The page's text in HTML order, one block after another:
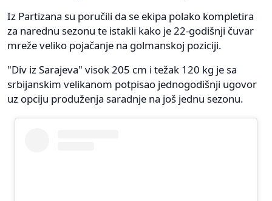
Iz Partizana su poručili da se ekipa polako kompletira
za narednu sezonu te istakli kako je 22-godišnji čuvar
mreže veliko pojačanje na golmanskoj poziciji.
"Div iz Sarajeva" visok 205 cm i težak 120 kg je sa
srbijanskim velikanom potpisao jednogodišnji ugovor
uz opciju produženja saradnje na još jednu sezonu.